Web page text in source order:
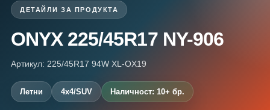
ДЕТАЙЛИ ЗА ПРОДУКТА
ONYX 225/45R17 NY-906
Артикул: 225/45R17 94W XL-OX19
Летни 4x4/SUV Наличност: 10+ бр.